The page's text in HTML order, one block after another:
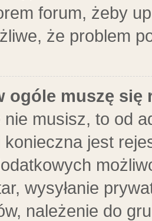
forum, żeby
że problem
ogóle muszę się
nie musisz, to od
jest
wysyłanie
należenie do